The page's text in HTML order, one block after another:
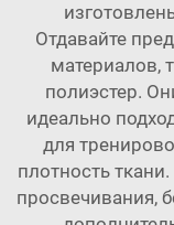
Отдавайте
материалов,
полиэстер.
идеально
для
плотность
просвечивания,